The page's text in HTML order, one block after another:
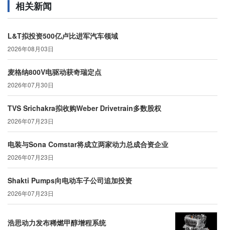
相关新闻
L&T拟投资500亿卢比进军汽车领域
2026年08月03日
麦格纳800V电驱动获奇瑞定点
2026年07月30日
TVS Srichakra拟收购Weber Drivetrain多数股权
2026年07月23日
电装与Sona Comstar将成立两家动力总成合资企业
2026年07月23日
Shakti Pumps向电动车子公司追加投资
2026年07月23日
浩思动力发布稀燃甲醇增程系统